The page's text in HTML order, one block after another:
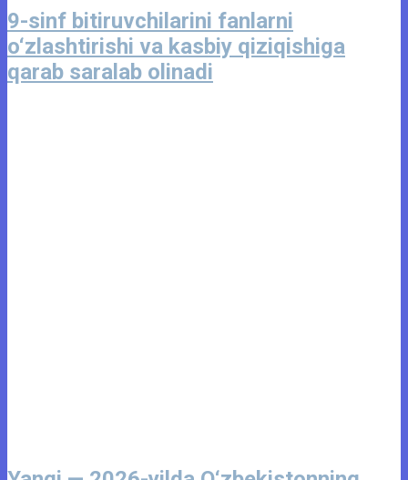
9-sinf bitiruvchilarini fanlarni
o‘zlashtirishi va kasbiy qiziqishiga
qarab saralab olinadi